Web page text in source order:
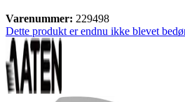
Varenummer: 229498
Dette produkt er endnu ikke blevet